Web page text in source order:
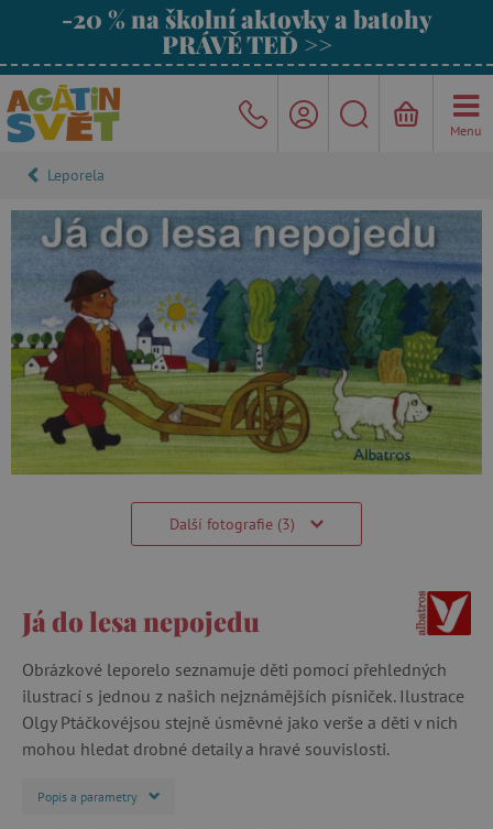
-20 % na školní aktovky a batohy
PRÁVĚ TEĎ >>
Menu
Leporela
Další fotografie (3)
Já do lesa nepojedu
Obrázkové leporelo seznamuje děti pomocí přehledných
ilustrací s jednou z našich nejznámějších písniček. Ilustrace
Olgy Ptáčkovéjsou stejně úsměvné jako verše a děti v nich
mohou hledat drobné detaily a hravé souvislosti.
Popis a parametry